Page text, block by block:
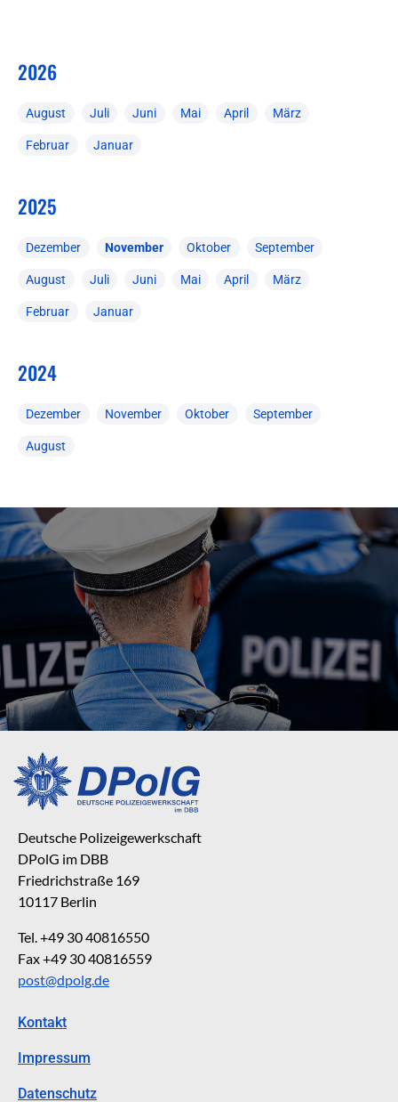
2026
August Juli Juni Mai April März
Februar Januar
2025
Dezember November Oktober September
August Juli Juni Mai April März
Februar Januar
2024
Dezember November Oktober September
August
Deutsche Polizeigewerkschaft
DPolG im DBB
Friedrichstraße 169
10117 Berlin
Tel. +49 30 40816550
Fax +49 30 40816559
post@dpolg.de
Kontakt
Impressum
Datenschutz